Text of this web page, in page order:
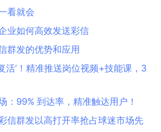
看就会
业如何高效发送彩信
群发的优势和应用
活’！精准推送岗位视频+技能课，3
：99% 到达率，精准触达用户！
信群发以高打开率抢占球迷市场先